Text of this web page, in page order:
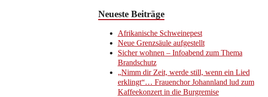
Neueste Beiträge
Afrikanische Schweinepest
Neue Grenzsäule aufgestellt
Sicher wohnen – Infoabend zum Thema
Brandschutz
„Nimm dir Zeit, werde still, wenn ein Lied
erklingt“… Frauenchor Johannland lud zum
Kaffeekonzert in die Burgremise